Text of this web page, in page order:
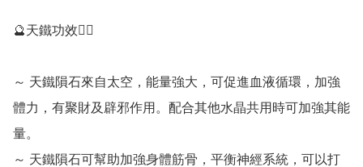
🔮天鐵功效💁‍♀️
～ 天鐵隕石來自太空，能量強大，可促進血液循環，加強
體力，有聚財及辟邪作用。配合其他水晶共用時可加強其能
量。
～ 天鐵隕石可幫助加強身體筋骨，平衡神經系統，可以打